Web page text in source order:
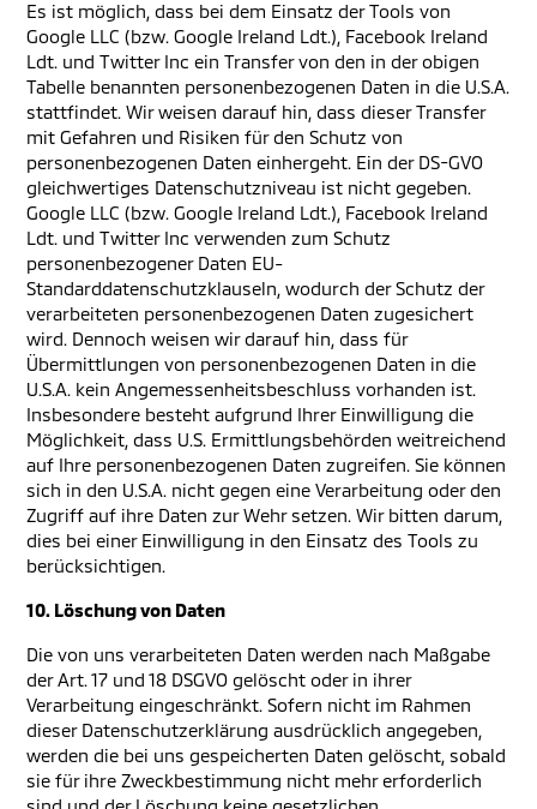
Es ist möglich, dass bei dem Einsatz der Tools von
Google LLC (bzw. Google Ireland Ldt.), Facebook Ireland
Ldt. und Twitter Inc ein Transfer von den in der obigen
Tabelle benannten personenbezogenen Daten in die U.S.A.
stattfindet. Wir weisen darauf hin, dass dieser Transfer
mit Gefahren und Risiken für den Schutz von
personenbezogenen Daten einhergeht. Ein der DS-GVO
gleichwertiges Datenschutzniveau ist nicht gegeben.
Google LLC (bzw. Google Ireland Ldt.), Facebook Ireland
Ldt. und Twitter Inc verwenden zum Schutz
personenbezogener Daten EU-
Standarddatenschutzklauseln, wodurch der Schutz der
verarbeiteten personenbezogenen Daten zugesichert
wird. Dennoch weisen wir darauf hin, dass für
Übermittlungen von personenbezogenen Daten in die
U.S.A. kein Angemessenheitsbeschluss vorhanden ist.
Insbesondere besteht aufgrund Ihrer Einwilligung die
Möglichkeit, dass U.S. Ermittlungsbehörden weitreichend
auf Ihre personenbezogenen Daten zugreifen. Sie können
sich in den U.S.A. nicht gegen eine Verarbeitung oder den
Zugriff auf ihre Daten zur Wehr setzen. Wir bitten darum,
dies bei einer Einwilligung in den Einsatz des Tools zu
berücksichtigen.
10. Löschung von Daten
Die von uns verarbeiteten Daten werden nach Maßgabe
der Art. 17 und 18 DSGVO gelöscht oder in ihrer
Verarbeitung eingeschränkt. Sofern nicht im Rahmen
dieser Datenschutzerklärung ausdrücklich angegeben,
werden die bei uns gespeicherten Daten gelöscht, sobald
sie für ihre Zweckbestimmung nicht mehr erforderlich